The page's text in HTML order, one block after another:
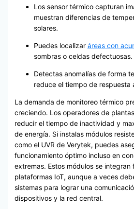
Los sensor térmico capturan
muestran diferencias de
solares.
Puedes localizar áreas con
sombras o celdas defectuosas.
Detectas anomalías de forma
reduce el tiempo de respuesta
La demanda de monitoreo térmico
creciendo. Los operadores de
reducir el tiempo de inactividad y
de energía. Si instalas módulos
como el UVR de Verytek, puedes
funcionamiento óptimo incluso en
extremas. Estos módulos se integran
plataformas IoT, aunque a veces
sistemas para lograr una
dispositivos y la red central.